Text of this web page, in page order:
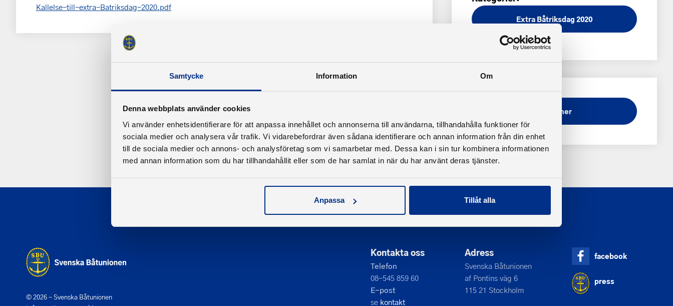
Samtycke Information Om
Denna webbplats använder cookies
Vi använder enhetsidentifierare för att anpassa innehållet och annonserna till användarna, tillhandahålla funktioner för
sociala medier och analysera vår trafik. Vi vidarebefordrar även sådana identifierare och annan information från din enhet
till de sociala medier och annons- och analysföretag som vi samarbetar med. Dessa kan i sin tur kombinera informationen
med annan information som du har tillhandahållit eller som de har samlat in när du har använt deras tjänster.
Anpassa Tillåt alla
Kallelse-till-extra-Batriksdag-2020.pdf
Extra Båtriksdag 2020
Ladda ner
© 2026 - Svenska Båtunionen
Kontakta oss
Telefon
08-545 859 60
E-post
se kontakt
Adress
Svenska Båtunionen
af Pontins väg 6
115 21 Stockholm
facebook
press